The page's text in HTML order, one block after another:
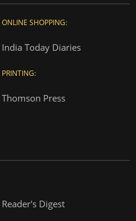
ONLINE SHOPPING:
India Today Diaries
PRINTING:
Thomson Press
Reader's Digest